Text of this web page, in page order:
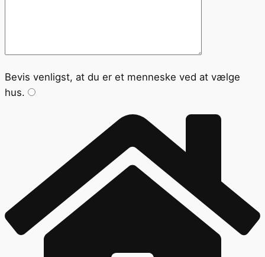
Bevis venligst, at du er et menneske ved at vælge
hus.